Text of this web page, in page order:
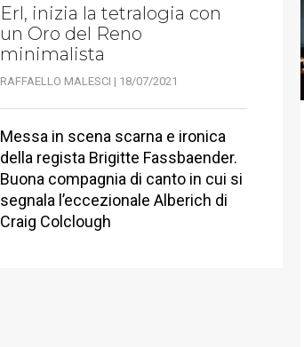
Erl, inizia la tetralogia con
un Oro del Reno
minimalista
RAFFAELLO MALESCI | 18/07/2021
Messa in scena scarna e ironica
della regista Brigitte Fassbaender.
Buona compagnia di canto in cui si
segnala l’eccezionale Alberich di
Craig Colclough